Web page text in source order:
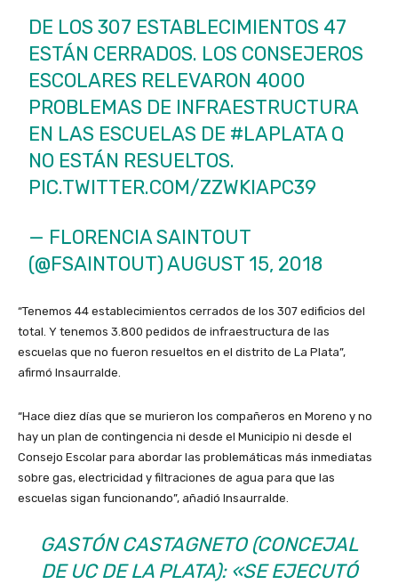
DE LOS 307 ESTABLECIMIENTOS 47
ESTÁN CERRADOS. LOS CONSEJEROS
ESCOLARES RELEVARON 4000
PROBLEMAS DE INFRAESTRUCTURA
EN LAS ESCUELAS DE #LAPLATAQ
NO ESTÁN RESUELTOS.
PIC.TWITTER.COM/ZZWKIAPC39
— FLORENCIA SAINTOUT
(@FSAINTOUT)AUGUST 15, 2018
“Tenemos 44 establecimientos cerrados de los 307 edificios del
total. Y tenemos 3.800 pedidos de infraestructura de las
escuelas que no fueron resueltos en el distrito de La Plata”,
afirmó Insaurralde.
“Hace diez días que se murieron los compañeros en Moreno y no
hay un plan de contingencia ni desde el Municipio ni desde el
Consejo Escolar para abordar las problemáticas más inmediatas
sobre gas, electricidad y filtraciones de agua para que las
escuelas sigan funcionando”, añadió Insaurralde.
GASTÓN CASTAGNETO (CONCEJAL
DE UC DE LA PLATA):«SE EJECUTÓ